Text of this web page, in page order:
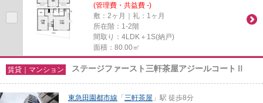
(管理費・共益費 -)
敷：2ヶ月｜礼：1ヶ月
所在階：1-2階
間取り：4LDK＋1S(納戸)
面積：80.00㎡
賃貸｜マンション ステージファースト三軒茶屋アジールコートⅡ
東急田園都市線 「三軒茶屋 」駅 徒歩8分